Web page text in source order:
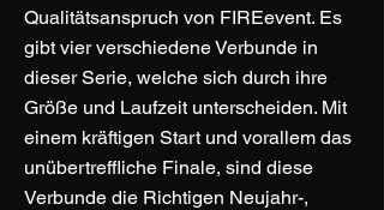
Qualitätsanspruch von FIREevent. Es
gibt vier verschiedene Verbunde in
dieser Serie, welche sich durch ihre
Größe und Laufzeit unterscheiden. Mit
einem kräftigen Start und vorallem das
unübertreffliche Finale, sind diese
Verbunde die Richtigen Neujahr-,